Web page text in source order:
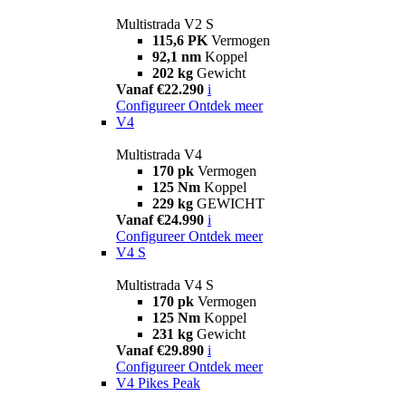
Multistrada V2 S
115,6 PK Vermogen
92,1 nm Koppel
202 kg Gewicht
Vanaf €22.290 i
Configureer Ontdek meer
V4
Multistrada V4
170 pk Vermogen
125 Nm Koppel
229 kg GEWICHT
Vanaf €24.990 i
Configureer Ontdek meer
V4 S
Multistrada V4 S
170 pk Vermogen
125 Nm Koppel
231 kg Gewicht
Vanaf €29.890 i
Configureer Ontdek meer
V4 Pikes Peak